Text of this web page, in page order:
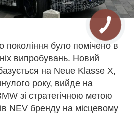
покоління було помічено в
випробувань. Новий
на Neue Klasse X,
року, вийде на
зі стратегічною метою
NEV бренду на місцевому